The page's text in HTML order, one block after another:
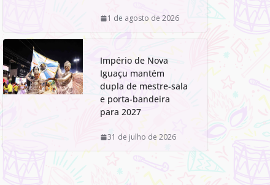
1 de agosto de 2026
Império de Nova
Iguaçu mantém
dupla de mestre-sala
e porta-bandeira
para 2027
31 de julho de 2026